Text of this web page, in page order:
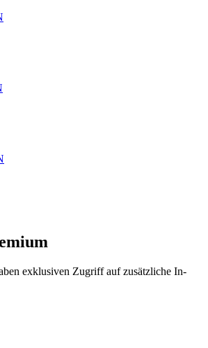
exklusiven Zugriff auf zusätzliche In-